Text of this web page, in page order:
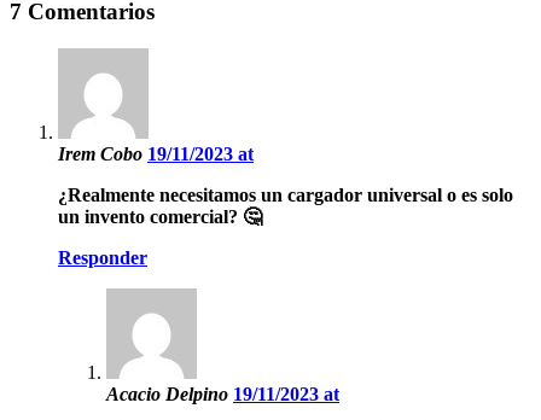
7 Comentarios
Irem Cobo 19/11/2023 at
¿Realmente necesitamos un cargador universal o es solo
un invento comercial? 🤔
Responder
Acacio Delpino 19/11/2023 at